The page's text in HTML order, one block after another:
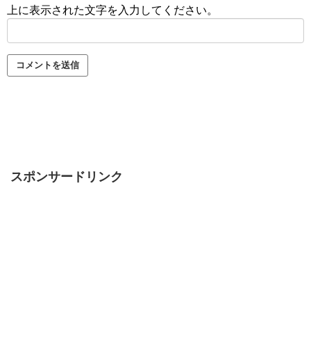
上に表示された文字を入力してください。
スポンサードリンク